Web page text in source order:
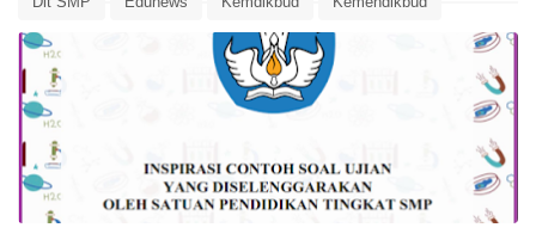
Panduan Pembuatan Soal Ujian Panduan Penilaian
Penilaian Soal Ujian IPA Ujian Sekolah